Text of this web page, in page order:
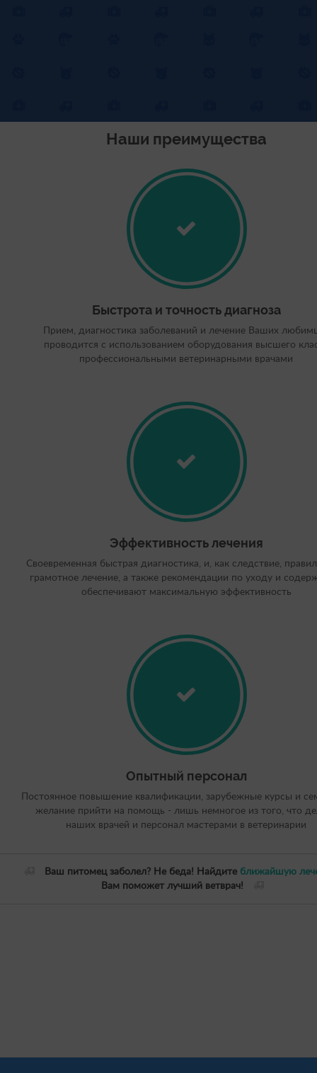
Наши преимущества
Быстрота и точность диагноза
Прием, диагностика заболеваний и лечение Ваших
проводится с использованием оборудования высшего
профессиональными ветеринарными врачами
Эффективность лечения
Своевременная быстрая диагностика, и, как следствие,
грамотное лечение, а также рекомендации по уходу и
обеспечивают максимальную эффективность
Опытный персонал
Постоянное повышение квалификации, зарубежные курсы и
желание прийти на помощь - лишь немногое из того, что
наших врачей и персонал мастерами в ветеринарии
Ваш питомец заболел? Не беда! Найдите ближайшую
Вам поможет лучший ветврач!